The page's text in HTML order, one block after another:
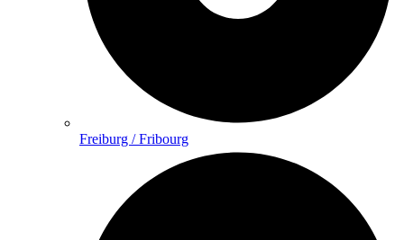
Freiburg / Fribourg